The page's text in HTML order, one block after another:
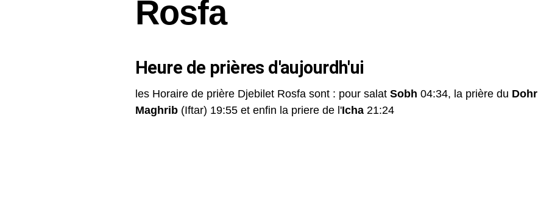
Rosfa
Heure de prières d'aujourdh'ui
les Horaire de prière Djebilet Rosfa sont : pour salat Sobh 04:34, la prière du Dohr
Maghrib (Iftar) 19:55 et enfin la priere de l'Icha 21:24